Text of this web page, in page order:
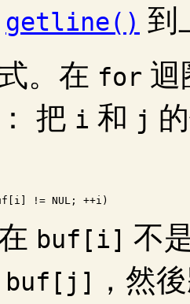
getline() 到
。在 for 迴
把 i 和 j
buf[i] 不
buf[j]
，然